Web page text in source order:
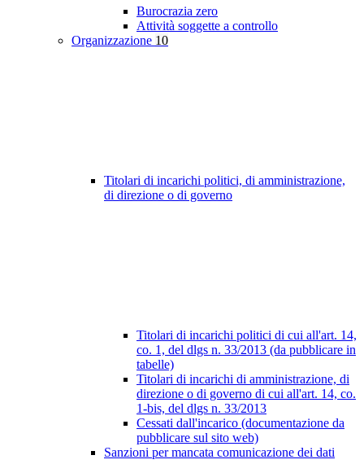
Burocrazia zero
Attività soggette a controllo
Organizzazione 10
Titolari di incarichi politici, di amministrazione,
di direzione o di governo
Titolari di incarichi politici di cui all'art. 14,
co. 1, del dlgs n. 33/2013 (da pubblicare in
tabelle)
Titolari di incarichi di amministrazione, di
direzione o di governo di cui all'art. 14, co.
1-bis, del dlgs n. 33/2013
Cessati dall'incarico (documentazione da
pubblicare sul sito web)
Sanzioni per mancata comunicazione dei dati